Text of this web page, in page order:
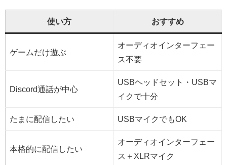
使い方 おすすめ
ゲームだけ遊ぶ
オーディオインターフェー
ス不要
Discord通話が中心
USBヘッドセット・USBマ
イクで十分
たまに配信したい USBマイクでもOK
本格的に配信したい
オーディオインターフェー
ス＋XLRマイク